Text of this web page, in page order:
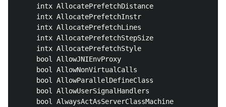
intx AllocatePrefetchDistance
intx AllocatePrefetchInstr
intx AllocatePrefetchLines
intx AllocatePrefetchStepSize
intx AllocatePrefetchStyle
bool AllowJNIEnvProxy
bool AllowNonVirtualCalls
bool AllowParallelDefineClass
bool AllowUserSignalHandlers
bool AlwaysActAsServerClassMachine